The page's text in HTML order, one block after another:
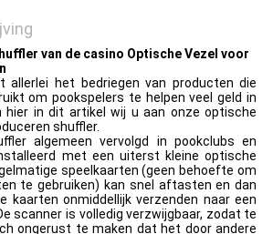
van de casino Optische Vezel voor
allerlei het bedriegen van producten die
om pookspelers te helpen veel geld in
hier in dit artikel wij u aan onze optische
shuffler.
algemeen vervolgd in pookclubs en
met een uiterst kleine optische
speelkaarten (geen behoefte om
te gebruiken) kan snel aftasten en dan
kaarten onmiddellijk verzenden naar een
scanner is volledig verzwijgbaar, zodat te
ongerust te maken dat het door andere